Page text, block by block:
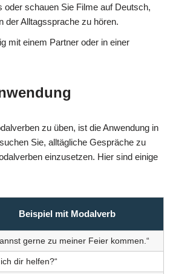
oder schauen Sie Filme auf Deutsch,
der Alltagssprache zu hören.
mit einem Partner oder in einer
zu üben, ist die Anwendung in
Sie, alltägliche Gespräche zu
einzusetzen. Hier sind einige
Beispiel mit Modalverb
gerne zu meiner Feier kommen.“
dir helfen?“